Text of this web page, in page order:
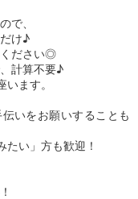
で、
け♪
ください◎
計算不要♪
ます。
いをお願いすることも
い」方も歓迎！